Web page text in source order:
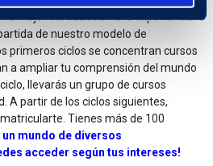
la mejor introducción a la experiencia
de nuestro modelo de
primeros ciclos se concentran cursos
a ampliar tu comprensión del mundo
llevarás un grupo de cursos
A partir de los ciclos siguientes,
Tienes más de 100
un mundo de diversos
acceder según tus intereses!